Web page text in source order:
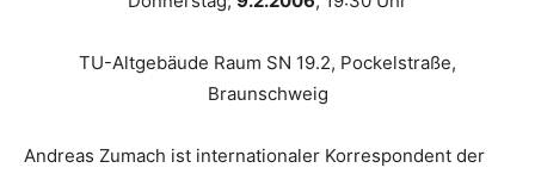
TU-Altgebäude Raum SN 19.2, Pockelstraße,
Braunschweig
Andreas Zumach ist internationaler Korrespondent der